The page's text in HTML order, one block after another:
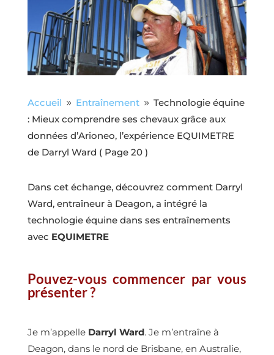
Accueil 9 Entraînement 9 Technologie équine
: Mieux comprendre ses chevaux grâce aux
données d’Arioneo, l’expérience EQUIMETRE
de Darryl Ward ( Page 20 )
Dans cet échange, découvrez comment Darryl
Ward, entraîneur à Deagon, a intégré la
technologie équine dans ses entraînements
avec EQUIMETRE
Pouvez-vous commencer par vous
présenter ?
Je m’appelleDarryl Ward. Je m’entraîne à
Deagon, dans le nord de Brisbane, en Australie,